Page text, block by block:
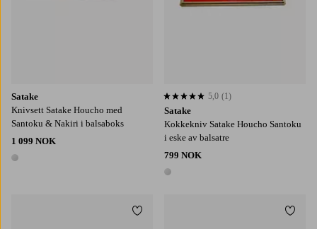
Satake
Knivsett Satake Houcho med
Santoku & Nakiri i balsaboks
1 099 NOK
1 farge
Satake
Kokkekniv Satake Houcho Santoku
i eske av balsatre
799 NOK
1 farge
5,0 basert på 1 karaktergivninger
5,0 (1)
Legg til favoritter